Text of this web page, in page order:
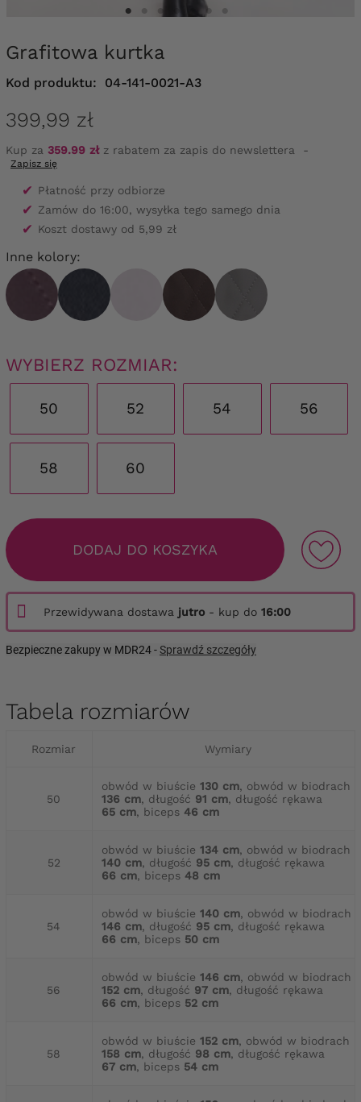
Grafitowa kurtka
Kod produktu: 04-141-0021-A3
399,99 zł
Kup za 359.99 złz rabatem za zapis do newslettera -
Zapisz się
✔ Płatność przy odbiorze
✔ Zamów do 16:00, wysyłka tego samego dnia
✔ Koszt dostawy od 5,99 zł
Inne kolory:
WYBIERZ ROZMIAR:
50 52 54 56
58 60
DODAJ DO KOSZYKA
Przewidywana dostawa jutro - kup do 16:00
Bezpieczne zakupy w MDR24 -Sprawdź szczegóły
Tabela rozmiarów
Rozmiar Wymiary
50
obwód w biuście 130 cm, obwód w biodrach
136 cm, długość 91 cm, długość rękawa
65 cm, biceps 46 cm
52
obwód w biuście 134 cm, obwód w biodrach
140 cm, długość 95 cm, długość rękawa
66 cm, biceps 48 cm
54
obwód w biuście 140 cm, obwód w biodrach
146 cm, długość 95 cm, długość rękawa
66 cm, biceps 50 cm
56
obwód w biuście 146 cm, obwód w biodrach
152 cm, długość 97 cm, długość rękawa
66 cm, biceps 52 cm
58
obwód w biuście 152 cm, obwód w biodrach
158 cm, długość 98 cm, długość rękawa
67 cm, biceps 54 cm